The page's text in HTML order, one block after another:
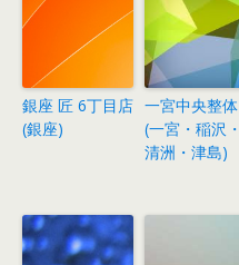
銀座 匠 6丁目店
(銀座)
一宮中央整体
(一宮・稲沢・
清洲・津島)